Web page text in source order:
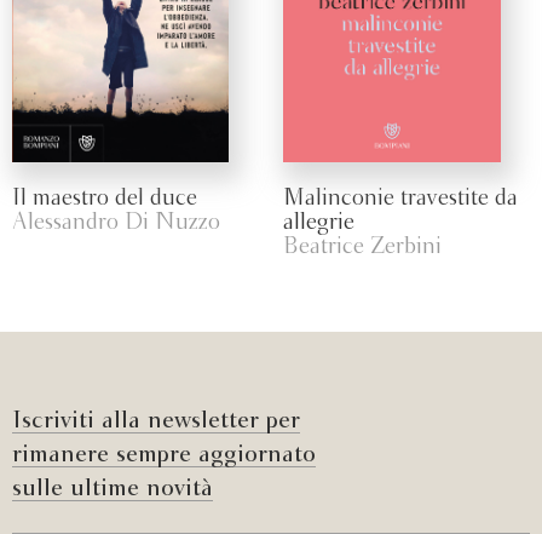
Il maestro del duce
Alessandro Di Nuzzo
Malinconie travestite da
allegrie
Beatrice Zerbini
Iscriviti alla newsletter per
rimanere sempre aggiornato
sulle ultime novità